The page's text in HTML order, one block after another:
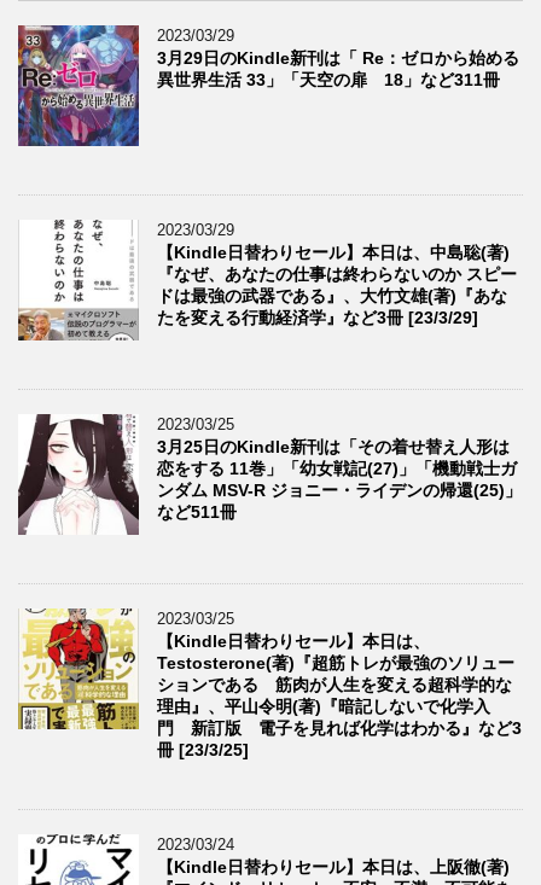
2023/03/29
3月29日のKindle新刊は「 Re：ゼロから始める
異世界生活 33」「天空の扉 18」など311冊
2023/03/29
【Kindle日替わりセール】本日は、中島聡(著)
『なぜ、あなたの仕事は終わらないのか スピー
ドは最強の武器である』、大竹文雄(著)『あな
たを変える行動経済学』など3冊 [23/3/29]
2023/03/25
3月25日のKindle新刊は「その着せ替え人形は
恋をする 11巻」「幼女戦記(27)」「機動戦士ガ
ンダム MSV-R ジョニー・ライデンの帰還(25)」
など511冊
2023/03/25
【Kindle日替わりセール】本日は、
Testosterone(著)『超筋トレが最強のソリュー
ションである 筋肉が人生を変える超科学的な
理由』、平山令明(著)『暗記しないで化学入
門 新訂版 電子を見れば化学はわかる』など3
冊 [23/3/25]
2023/03/24
【Kindle日替わりセール】本日は、上阪徹(著)